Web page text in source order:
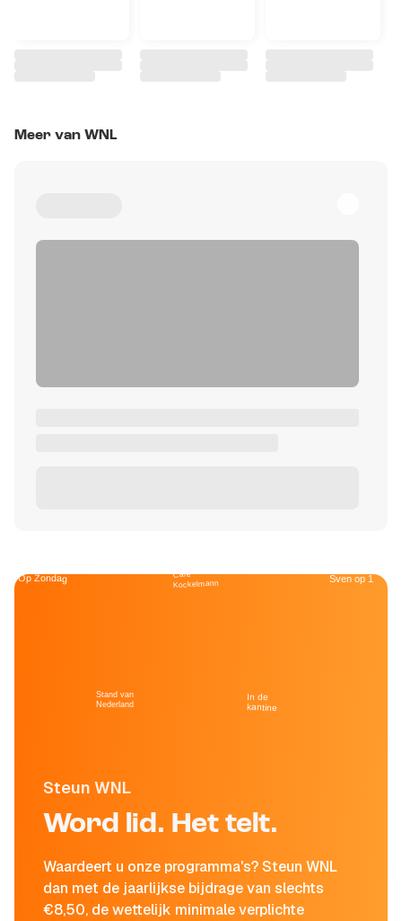
Meer van WNL
Steun WNL
Word lid. Het telt.
Waardeert u onze programma's? Steun WNL
dan met de jaarlijkse bijdrage van slechts
€8,50, de wettelijk minimale verplichte
Op Zondag
Stand van
Nederland
Café
Kockelmann
In de
kantine
Sven op 1